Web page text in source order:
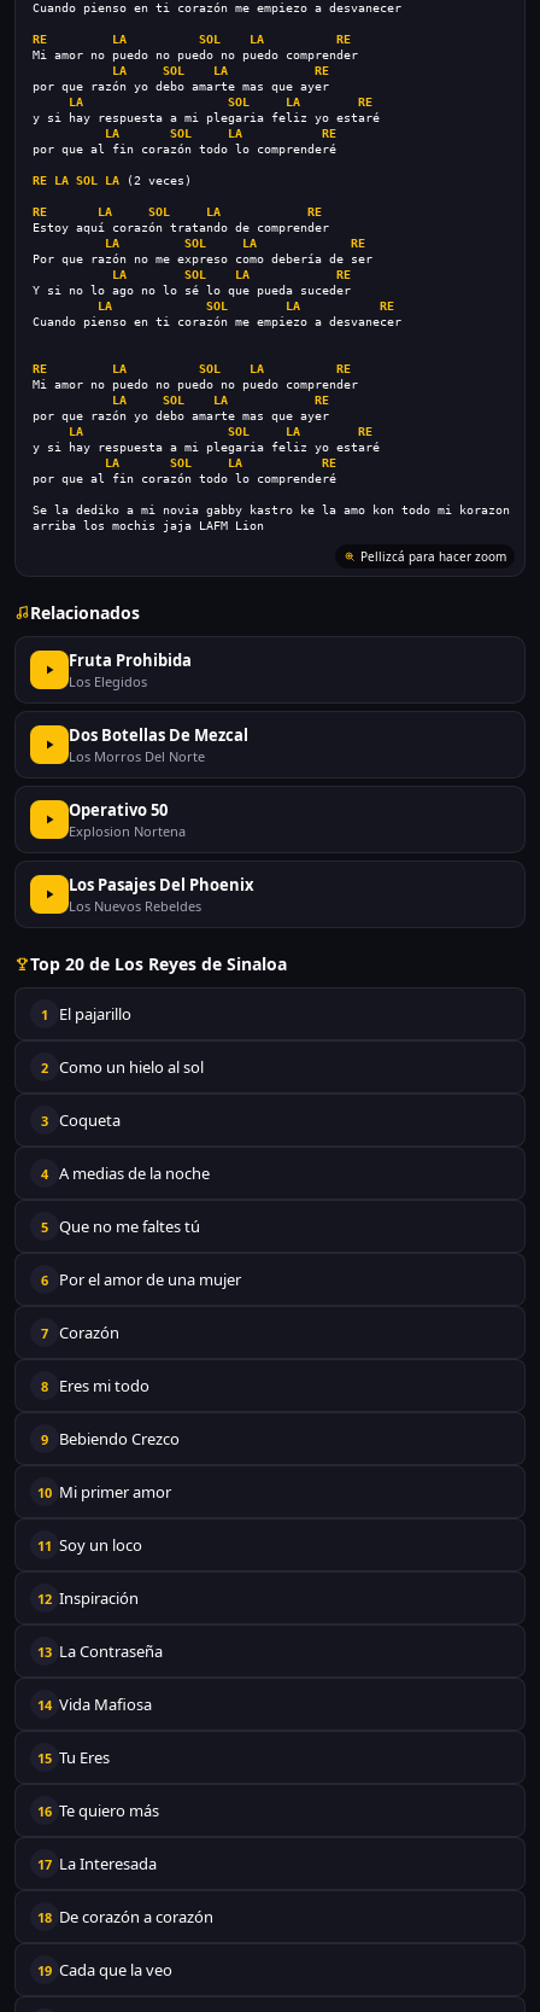
Cuando pienso en ti corazón me empiezo a desvanecer
RE LA SOL LA
RE
Mi amor no puedo no puedo no puedo comprender
LA
SOL LA
RE
por que razón yo debo amarte mas que ayer
LA
SOL LA
RE
y si hay respuesta a mi plegaria feliz yo estaré
LA
SOL LA
RE
por que al fin corazón todo lo comprenderé
RE LA SOL LA (2 veces)
RE LA SOL LA
RE
Estoy aquí corazón tratando de comprender
LA
SOL LA
RE
Por que razón no me expreso como debería de ser
LA
SOL LA
RE
Y si no lo ago no lo sé lo que pueda suceder
LA
SOL LA
RE
Cuando pienso en ti corazón me empiezo a desvanecer
RE LA SOL LA
RE
Mi amor no puedo no puedo no puedo comprender
LA
SOL LA
RE
por que razón yo debo amarte mas que ayer
LA
SOL LA
RE
y si hay respuesta a mi plegaria feliz yo estaré
LA
SOL LA
RE
por que al fin corazón todo lo comprenderé
Se la dediko a mi novia gabby kastro ke la amo kon todo mi korazon
arriba los mochis jaja LAFM Lion
Pellizcá para hacer zoom
Relacionados
Fruta Prohibida
Los Elegidos
Dos Botellas De Mezcal
Los Morros Del Norte
Operativo 50
Explosion Nortena
Los Pasajes Del Phoenix
Los Nuevos Rebeldes
Top 20 de Los Reyes de Sinaloa
1 El pajarillo
2 Como un hielo al sol
3 Coqueta
4 A medias de la noche
5 Que no me faltes tú
6 Por el amor de una mujer
7 Corazón
8 Eres mi todo
9 Bebiendo Crezco
10 Mi primer amor
11 Soy un loco
12 Inspiración
13 La Contraseña
14 Vida Mafiosa
15 Tu Eres
16 Te quiero más
17 La Interesada
18 De corazón a corazón
19 Cada que la veo